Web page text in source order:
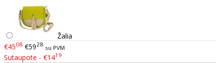
Žalia
€4508 €5928 su PVM
Sutaupote - €1419